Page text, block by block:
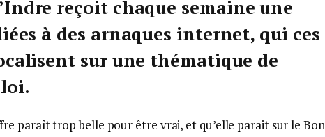
reçoit chaque semaine une
à des arnaques internet, qui ces
sur une thématique de
paraît trop belle pour être vrai, et qu’elle parait sur le Bon